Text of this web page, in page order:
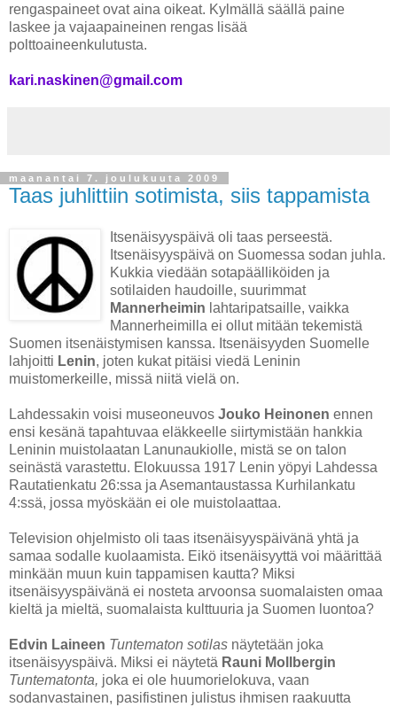
rengaspaineet ovat aina oikeat. Kylmällä säällä paine
laskee ja vajaapaineinen rengas lisää
polttoaineenkulutusta.
kari.naskinen@gmail.com
maanantai 7. joulukuuta 2009
Taas juhlittiin sotimista, siis tappamista
Itsenäisyyspäivä oli taas perseestä.
Itsenäisyyspäivä on Suomessa sodan juhla.
Kukkia viedään sotapäälliköiden ja
sotilaiden haudoille, suurimmat
Mannerheimin lahtaripatsaille, vaikka
Mannerheimilla ei ollut mitään tekemistä
Suomen itsenäistymisen kanssa. Itsenäisyyden Suomelle
lahjoitti Lenin, joten kukat pitäisi viedä Leninin
muistomerkeille, missä niitä vielä on.
Lahdessakin voisi museoneuvos Jouko Heinonen ennen
ensi kesänä tapahtuvaa eläkkeelle siirtymistään hankkia
Leninin muistolaatan Lanunaukiolle, mistä se on talon
seinästä varastettu. Elokuussa 1917 Lenin yöpyi Lahdessa
Rautatienkatu 26:ssa ja Asemantaustassa Kurhilankatu
4:ssä, jossa myöskään ei ole muistolaattaa.
Television ohjelmisto oli taas itsenäisyyspäivänä yhtä ja
samaa sodalle kuolaamista. Eikö itsenäisyyttä voi määrittää
minkään muun kuin tappamisen kautta? Miksi
itsenäisyyspäivänä ei nosteta arvoonsa suomalaisten omaa
kieltä ja mieltä, suomalaista kulttuuria ja Suomen luontoa?
Edvin Laineen Tuntematon sotilas näytetään joka
itsenäisyyspäivä. Miksi ei näytetä Rauni Mollbergin
Tuntematonta, joka ei ole huumorielokuva, vaan
sodanvastainen, pasifistinen julistus ihmisen raakuutta